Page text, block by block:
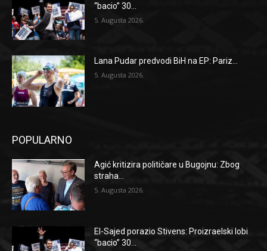
“bacio” 30...
5. Augusta 2026.
Lana Pudar predvodi BiH na EP: Pariz...
5. Augusta 2026.
POPULARNO
Agić kritizira političare u Bugojnu: Zbog
straha...
5. Augusta 2026.
El-Sajed porazio Stivens: Proizraelski lobi
“bacio” 30...